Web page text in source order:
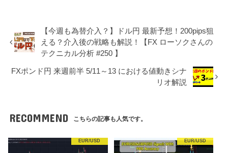
【今週も為替介入？】ドル円 最新予想！200pips狙
える？介入後の戦略も解説！【FX ローソクさんの
テクニカル分析 #250 】
FXポンド円 来週前半 5/11～13 における値動きシナ
リオ解説
RECOMMEND こちらの記事も人気です。
EUR/USD EUR/USD